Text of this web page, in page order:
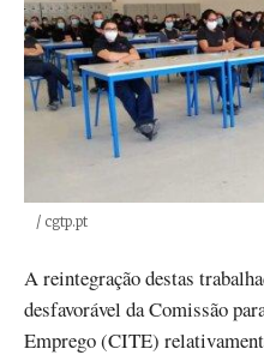
Créditos
/ cgtp.pt
A reintegração destas
desfavorável da Comissão
Emprego (CITE)